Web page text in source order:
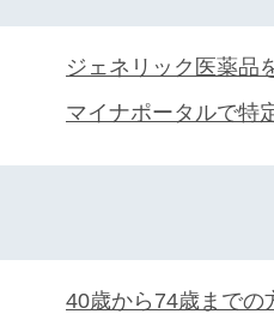
ジェネリック医薬品
マイナポータルで特
40歳から74歳までの